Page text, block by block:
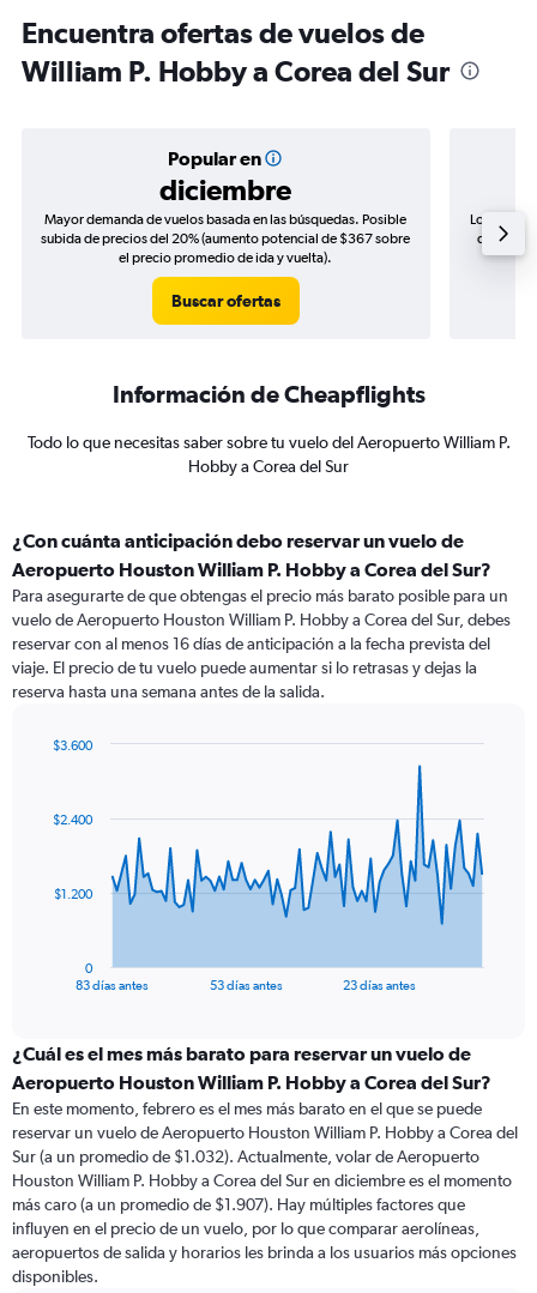
Encuentra ofertas de vuelos de
William P. Hobby a Corea del Sur
Popular en
diciembre
Mayor demanda de vuelos basada en las búsquedas. Posible
subida de precios del 20% (aumento potencial de $367 sobre
el precio promedio de ida y vuelta).
Buscar ofertas
Los
de
Información de Cheapflights
Todo lo que necesitas saber sobre tu vuelo del Aeropuerto William P.
Hobby a Corea del Sur
¿Con cuánta anticipación debo reservar un vuelo de
Aeropuerto Houston William P. Hobby a Corea del Sur?
Para asegurarte de que obtengas el precio más barato posible para un
vuelo de Aeropuerto Houston William P. Hobby a Corea del Sur, debes
reservar con al menos 16 días de anticipación a la fecha prevista del
viaje. El precio de tu vuelo puede aumentar si lo retrasas y dejas la
reserva hasta una semana antes de la salida.
data
The
categories.
Range:
84
categories.
The
chart
has
1
Y
axis
displaying
83 días antes 53 días antes 23 días antes
0
$1.200
$2.400
$3.600
¿Cuál es el mes más barato para reservar un vuelo de
Aeropuerto Houston William P. Hobby a Corea del Sur?
En este momento, febrero es el mes más barato en el que se puede
reservar un vuelo de Aeropuerto Houston William P. Hobby a Corea del
Sur (a un promedio de $1.032). Actualmente, volar de Aeropuerto
Houston William P. Hobby a Corea del Sur en diciembre es el momento
más caro (a un promedio de $1.907). Hay múltiples factores que
influyen en el precio de un vuelo, por lo que comparar aerolíneas,
aeropuertos de salida y horarios les brinda a los usuarios más opciones
disponibles.